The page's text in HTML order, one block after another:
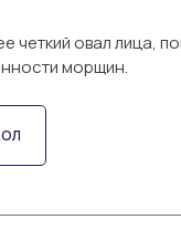
четкий овал лица,
морщин.